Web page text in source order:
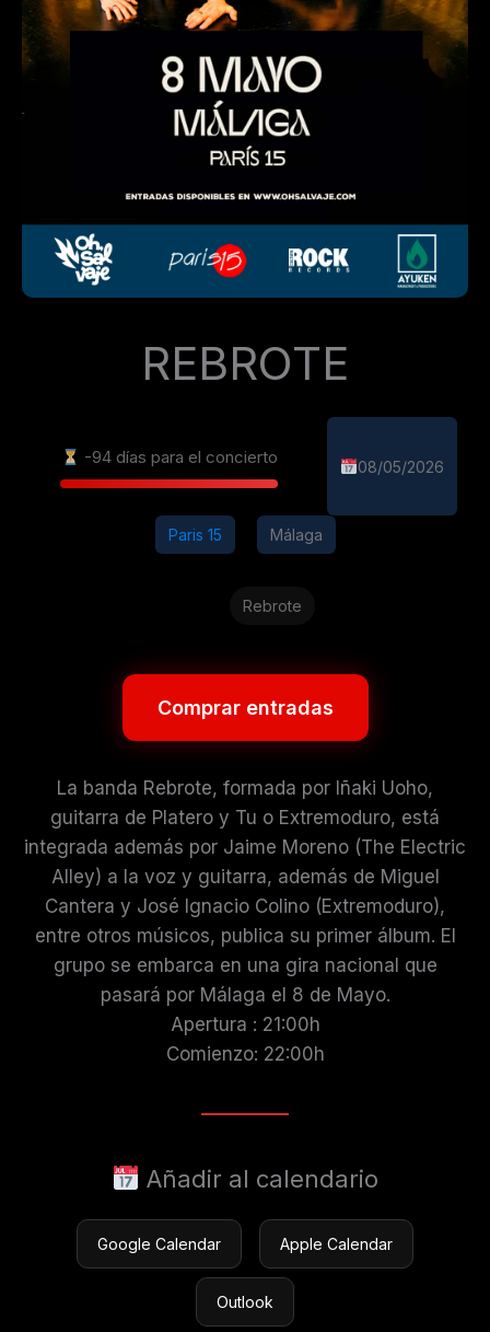
REBROTE
-94 días para el concierto 08/05/2026
Paris 15 Málaga
Rebrote
Comprar entradas
La banda Rebrote, formada por Iñaki Uoho,
guitarra de Platero y Tu o Extremoduro, está
integrada además por Jaime Moreno (The Electric
Alley) a la voz y guitarra, además de Miguel
Cantera y José Ignacio Colino (Extremoduro),
entre otros músicos, publica su primer álbum. El
grupo se embarca en una gira nacional que
pasará por Málaga el 8 de Mayo.
Apertura : 21:00h
Comienzo: 22:00h
Añadir al calendario
Google Calendar Apple Calendar
Outlook